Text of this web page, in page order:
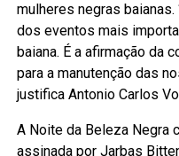
mulheres negras
dos eventos mais
baiana. É a afirmação da
para a manutenção das
justifica Antonio Carlos
A Noite da Beleza Negra
assinada por Jarbas